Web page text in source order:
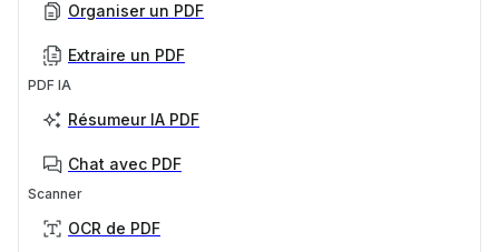
Organiser un PDF
Extraire un PDF
PDF IA
Résumeur IA PDF
Chat avec PDF
Scanner
OCR de PDF